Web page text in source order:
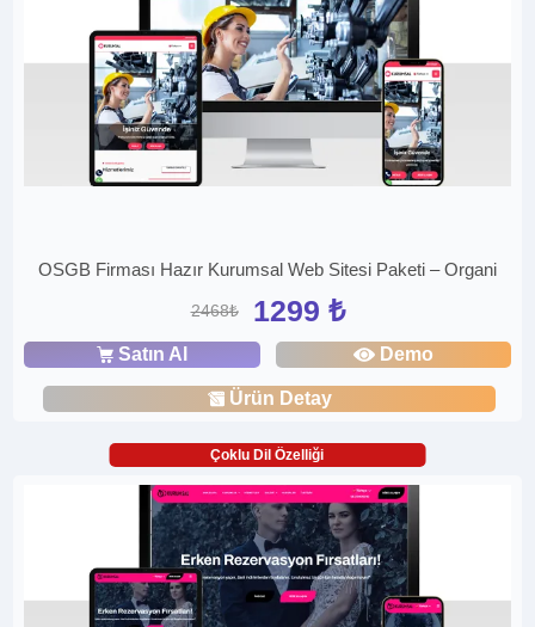
OSGB Firması Hazır Kurumsal Web Sitesi Paketi – Organi
2468₺ 1299 ₺
Satın Al Demo
Ürün Detay
Çoklu Dil Özelliği